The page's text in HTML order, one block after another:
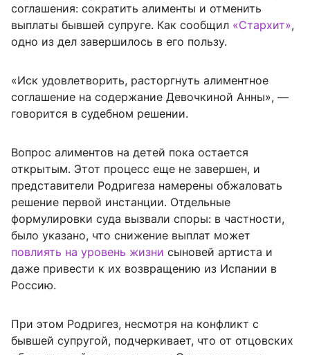
соглашения: сократить алименты и отменить
выплаты бывшей супруге. Как сообщил «Стархит»,
одно из дел завершилось в его пользу.
«Иск удовлетворить, расторгнуть алиментное
соглашение на содержание Девочкиной Анны», —
говорится в судебном решении.
Вопрос алиментов на детей пока остается
открытым. Этот процесс еще не завершен, и
представители Родригеза намерены обжаловать
решение первой инстанции. Отдельные
формулировки суда вызвали споры: в частности,
было указано, что снижение выплат может
повлиять на уровень жизни сыновей артиста и
даже привести к их возвращению из Испании в
Россию.
При этом Родригез, несмотря на конфликт с
бывшей супругой, подчеркивает, что от отцовских